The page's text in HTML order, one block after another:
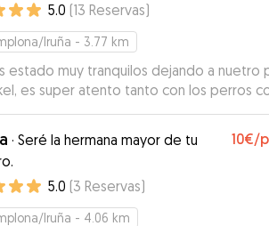
5.0 (13 Reservas)
Iruña - 3.77 km
estado muy tranquilos dejando a nuetro
es super atento tanto con los perros
dueños, todos los dias nos mandaba
contando como estaba Romeo. Sin duda
”
· Seré la hermana mayor de tu
10€/
5.0 (3 Reservas)
Iruña - 4.06 km